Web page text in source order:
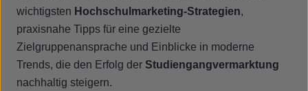
wichtigsten Hochschulmarketing-Strategien,
praxisnahe Tipps für eine gezielte
Zielgruppenansprache und Einblicke in moderne
Trends, die den Erfolg der Studiengangvermarktung
nachhaltig steigern.